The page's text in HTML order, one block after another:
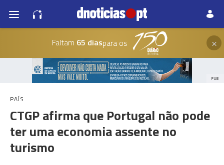
Faltam 65 diaspara os ×
PUB
PAÍS
CTGP afirma que Portugal não pode
ter uma economia assente no
turismo